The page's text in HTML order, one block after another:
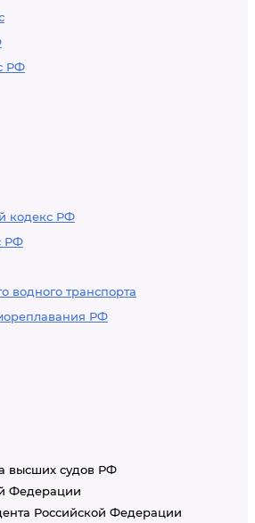
РФ
кодекс РФ
РФ
водного транспорта
РФ
высших судов РФ
Федерации
Российской Федерации